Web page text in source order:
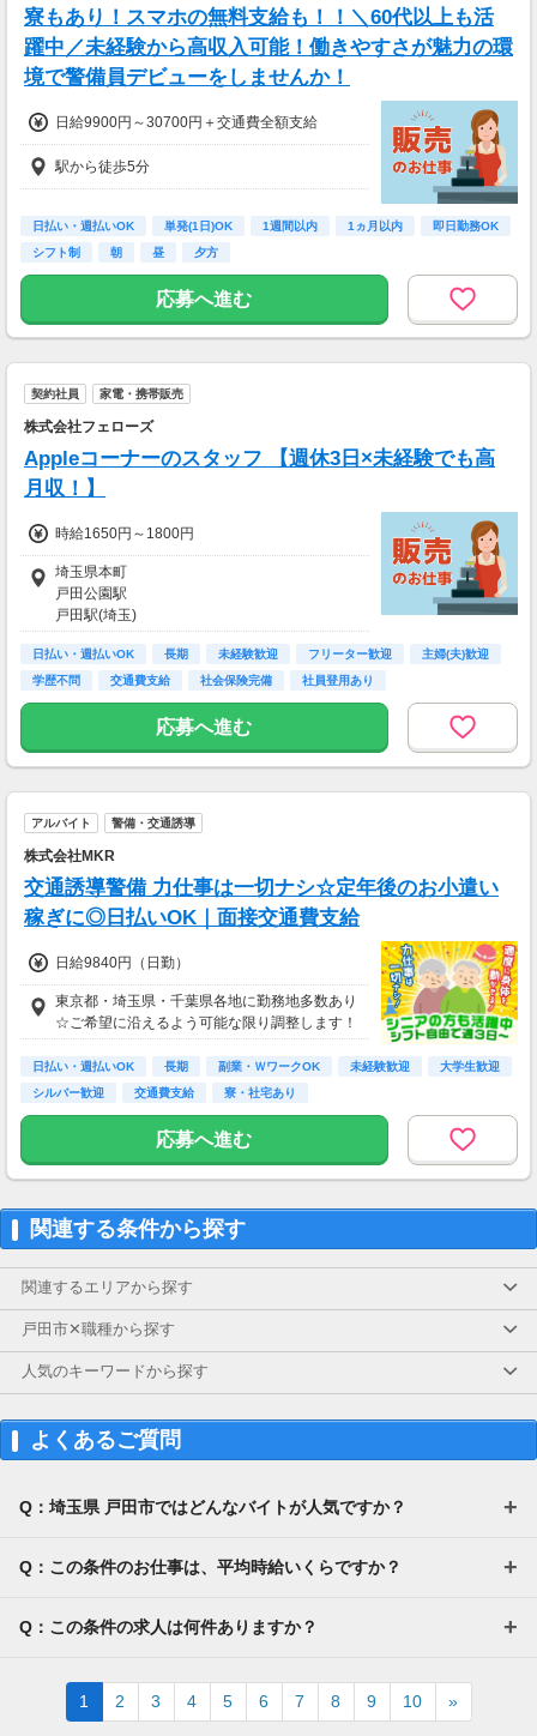
寮もあり！スマホの無料支給も！！＼60代以上も活
躍中／未経験から高収入可能！働きやすさが魅力の環
境で警備員デビューをしませんか！
日給9900円～30700円＋交通費全額支給
駅から徒歩5分
日払い・週払いOK 単発(1日)OK 1週間以内 1ヵ月以内
即日勤務OK
シフト制
朝 昼 夕方
応募へ進む
契約社員 家電・携帯販売
株式会社フェローズ
Appleコーナーのスタッフ 【週休3日×未経験でも高
月収！】
時給1650円～1800円
埼玉県本町
戸田公園駅
戸田駅(埼玉)
日払い・週払いOK 長期 未経験歓迎 フリーター歓迎
主婦(夫)歓迎
学歴不問
交通費支給 社会保険完備 社員登用あり
応募へ進む
アルバイト 警備・交通誘導
株式会社MKR
交通誘導警備 力仕事は一切ナシ☆定年後のお小遣い
稼ぎに◎日払いOK｜面接交通費支給
日給9840円（日勤）
東京都・埼玉県・千葉県各地に勤務地多数あり
☆ご希望に沿えるよう可能な限り調整します！
日払い・週払いOK 長期 副業・ＷワークOK 未経験歓迎
大学生歓迎
シルバー歓迎
交通費支給 寮・社宅あり
応募へ進む
関連する条件から探す
関連するエリアから探す
戸田市✕職種から探す
人気のキーワードから探す
よくあるご質問
Q：埼玉県 戸田市ではどんなバイトが人気ですか？
Q：この条件のお仕事は、平均時給いくらですか？
Q：この条件の求人は何件ありますか？
1 2 3 4 5 6 7 8 9 10 »Next